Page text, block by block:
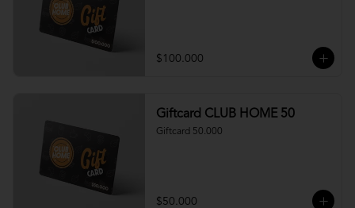
$100.000
Giftcard CLUB HOME 50
Giftcard 50.000
$50.000